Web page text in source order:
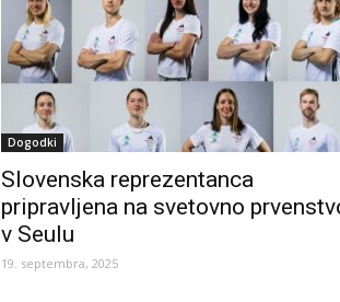
Dogodki
Slovenska reprezentanca
pripravljena na svetovno
v Seulu
19. septembra, 2025